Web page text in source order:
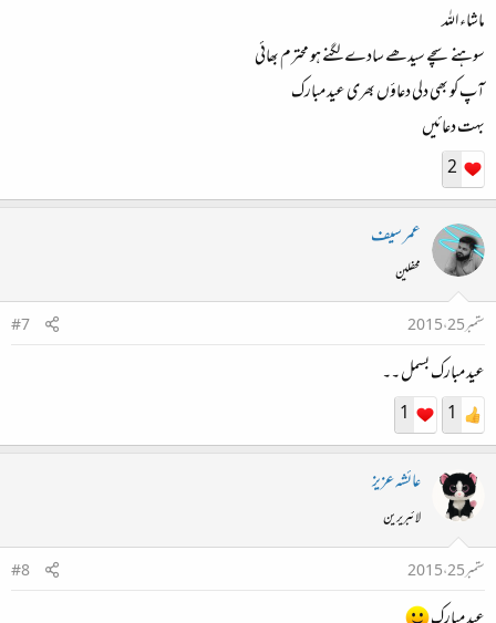
ماشاء اللہ
سوہنے سچے سیدھے سادے لگنے ہو محترم بھائی
آپ کو بھی دلی دعاؤں بھری عید مبارک
بہت دعائیں
2
عمر سیف
محفلین
ستمبر 25، 2015
#7
عید مبارک بسمل ۔۔
1
1
عائشہ عزیز
لائبریرین
ستمبر 25، 2015
#8